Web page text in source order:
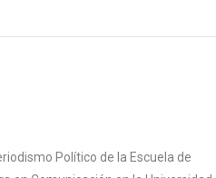
Político de la Escuela de